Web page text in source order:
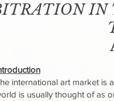
IN
international art market is
is usually thought of as